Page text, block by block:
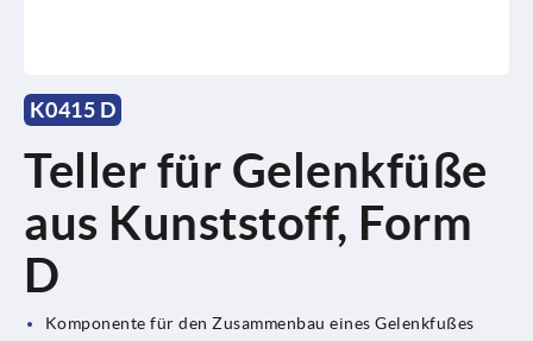
K0415 D
Teller für Gelenkfüße
aus Kunststoff, Form
D
Komponente für den Zusammenbau eines Gelenkfußes